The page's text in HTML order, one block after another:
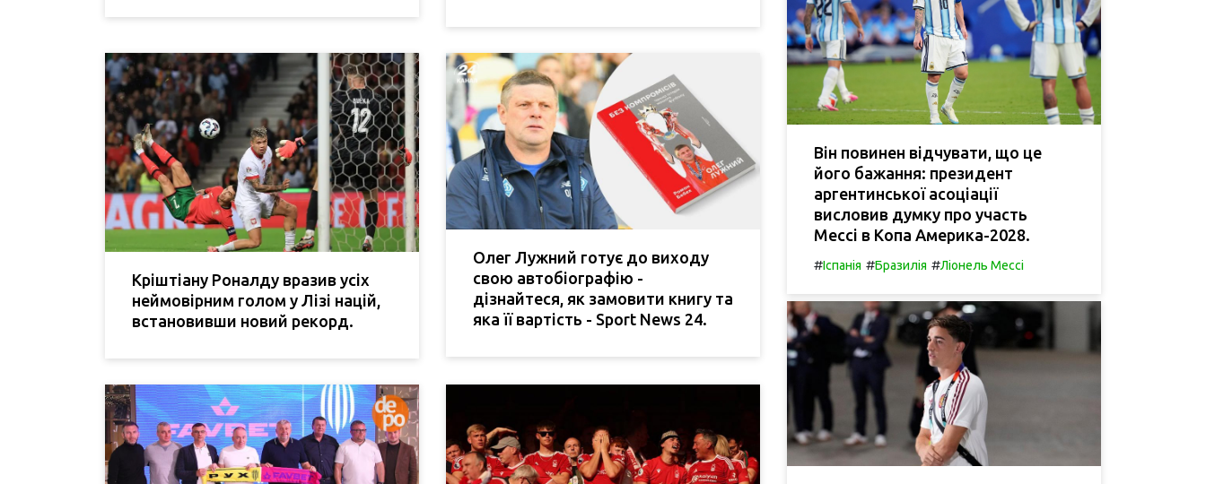
Кріштіану Роналду вразив усіх
неймовірним голом у Лізі націй,
встановивши новий рекорд.
Олег Лужний готує до виходу
свою автобіографію -
дізнайтеся, як замовити книгу та
яка її вартість - Sport News 24.
Він повинен відчувати, що це
його бажання: президент
аргентинської асоціації
висловив думку про участь
Мессі в Копа Америка-2028.
#Іспанія #Бразилія #Ліонель Мессі